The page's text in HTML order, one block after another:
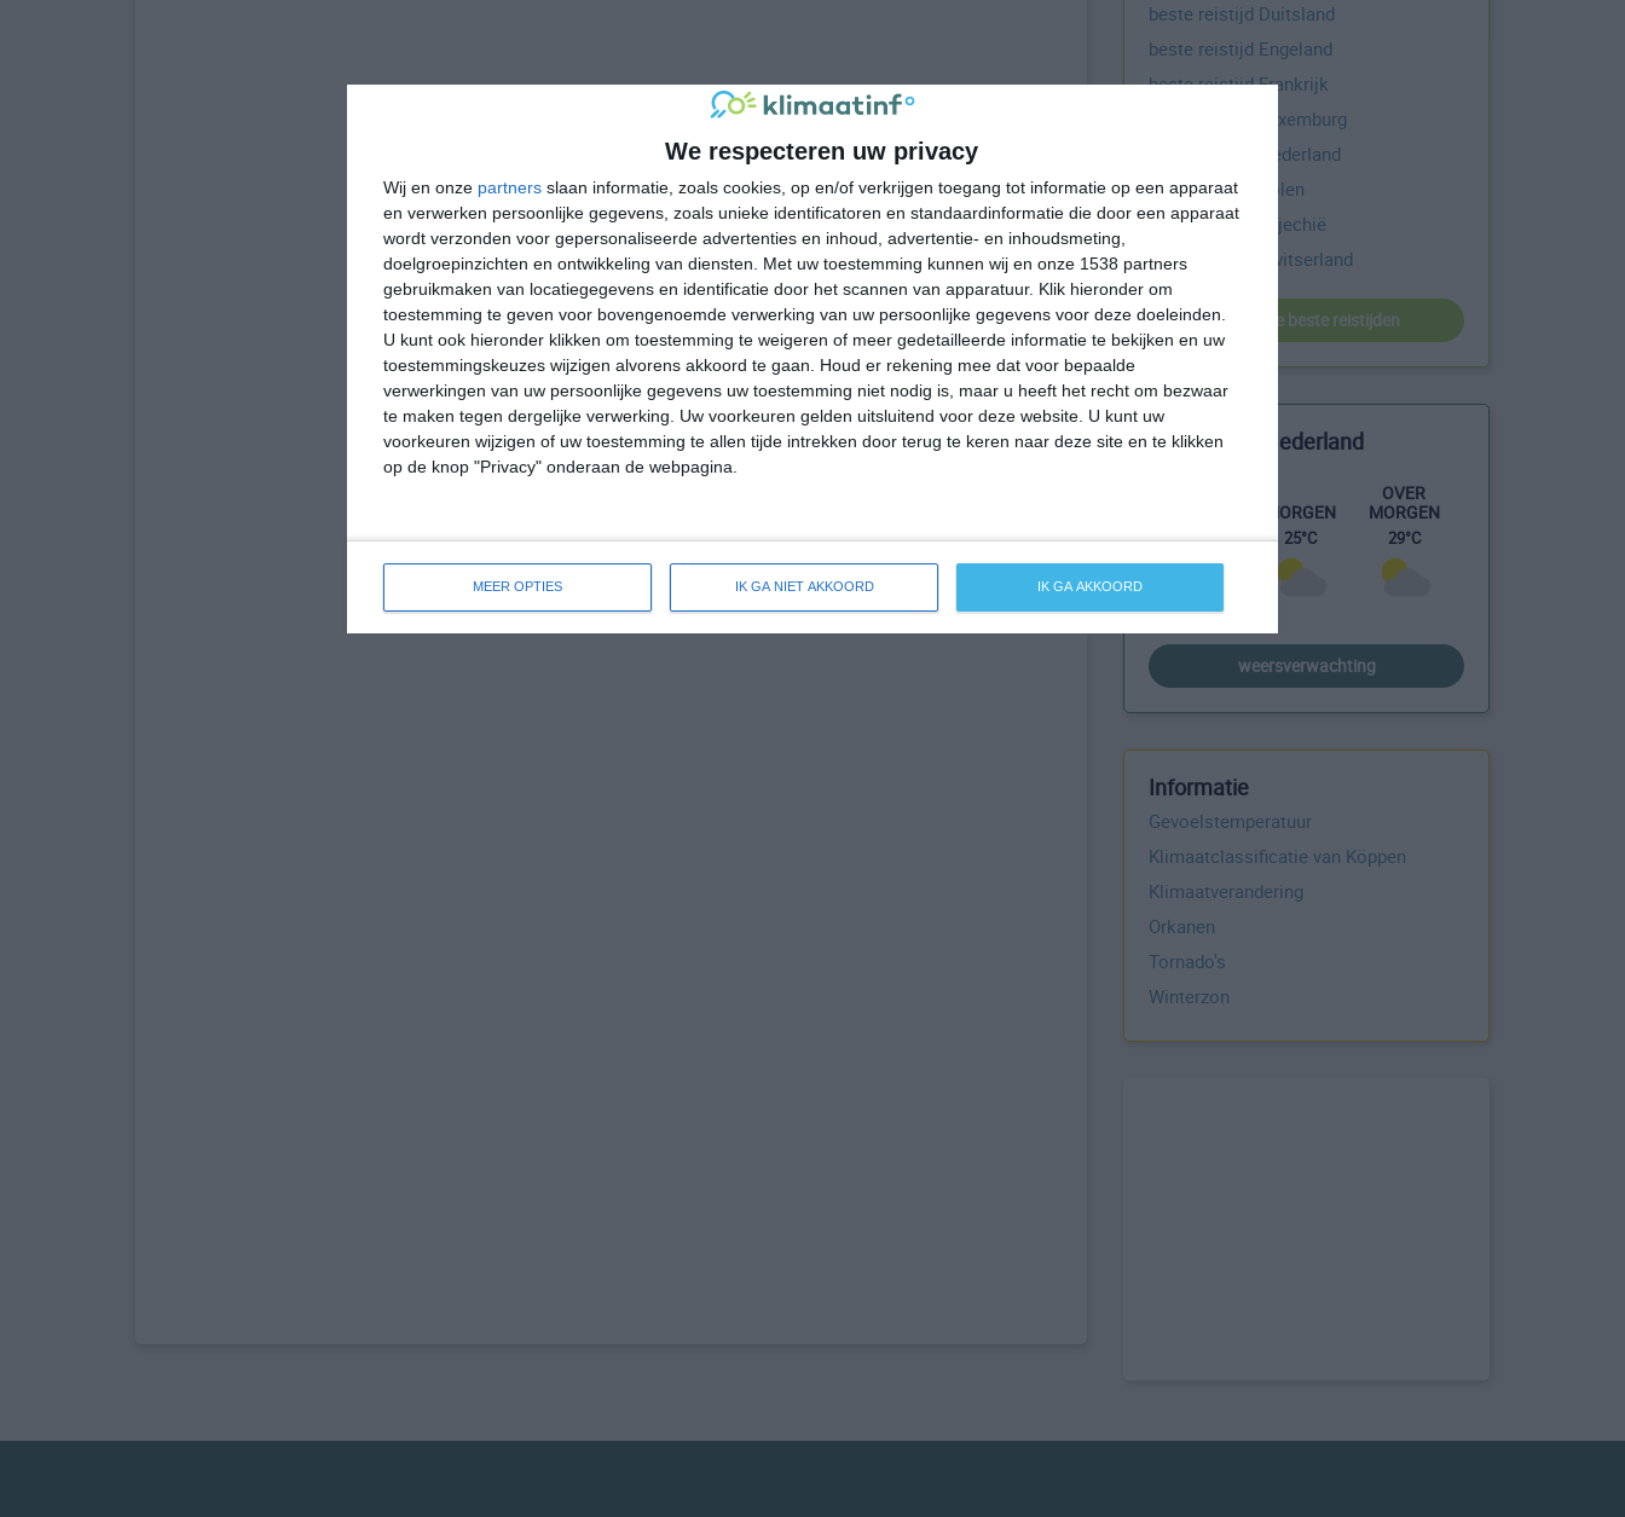
We respecteren uw privacy
Wij en onze partners slaan informatie, zoals cookies, op en/of verkrijgen toegang tot informatie op een apparaat
en verwerken persoonlijke gegevens, zoals unieke identificatoren en standaardinformatie die door een apparaat
wordt verzonden voor gepersonaliseerde advertenties en inhoud, advertentie- en inhoudsmeting,
doelgroepinzichten en ontwikkeling van diensten.
Met uw toestemming kunnen wij en onze 1538 partners
gebruikmaken van locatiegegevens en identificatie door het scannen van apparatuur. Klik hieronder om
toestemming te geven voor bovengenoemde verwerking van uw persoonlijke gegevens voor deze doeleinden.
U kunt ook hieronder klikken om toestemming te weigeren of meer gedetailleerde informatie te bekijken en uw
toestemmingskeuzes wijzigen alvorens akkoord te gaan.
Houd er rekening mee dat voor bepaalde
verwerkingen van uw persoonlijke gegevens uw toestemming niet nodig is, maar u heeft het recht om bezwaar
te maken tegen dergelijke verwerking. Uw voorkeuren gelden uitsluitend voor deze website. U kunt uw
voorkeuren wijzigen of uw toestemming te allen tijde intrekken door terug te keren naar deze site en te klikken
op de knop "Privacy" onderaan de webpagina.
MEER OPTIES IK GA NIET AKKOORD IK GA AKKOORD
beste reistijd Duitsland
beste reistijd Engeland
beste reistijd Frankrijk
beste reistijd Luxemburg
beste reistijd Nederland
beste reistijd Polen
beste reistijd Tsjechië
beste reistijd Zwitserland
bekijk alle beste reistijden
Het weer in Nederland
22°C
MORGEN
25°C
OVER
MORGEN
29°C
weersverwachting
Informatie
Gevoelstemperatuur
Klimaatclassificatie van Köppen
Klimaatverandering
Orkanen
Tornado's
Winterzon